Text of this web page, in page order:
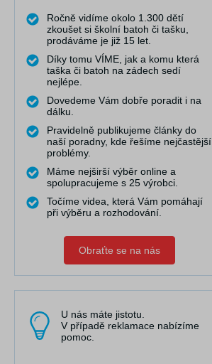
Ročně vidíme okolo 1.300 dětí
zkoušet si školní batoh či tašku,
prodáváme je již 15 let.
Díky tomu VÍME, jak a komu která
taška či batoh na zádech sedí
nejlépe.
Dovedeme Vám dobře poradit i na
dálku.
Pravidelně publikujeme články do
naší poradny, kde řešíme nejčastější
problémy.
Máme nejširší výběr online a
spolupracujeme s 25 výrobci.
Točíme videa, která Vám pomáhají
při výběru a rozhodování.
Obraťte se na nás
U nás máte jistotu.
V případě reklamace nabízíme
pomoc.